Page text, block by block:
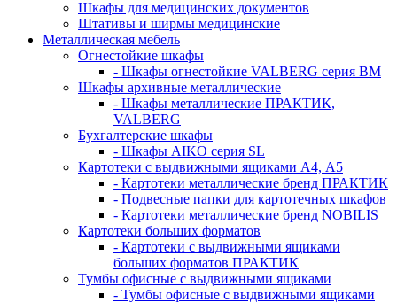
Шкафы для медицинских документов
Штативы и ширмы медицинские
Металлическая мебель
Огнестойкие шкафы
- Шкафы огнестойкие VALBERG серия BM
Шкафы архивные металлические
- Шкафы металлические ПРАКТИК,
VALBERG
Бухгалтерские шкафы
- Шкафы AIKO серия SL
Картотеки с выдвижными ящиками А4, А5
- Картотеки металлические бренд ПРАКТИК
- Подвесные папки для картотечных шкафов
- Картотеки металлические бренд NOBILIS
Картотеки больших форматов
- Картотеки с выдвижными ящиками
больших форматов ПРАКТИК
Тумбы офисные с выдвижными ящиками
- Тумбы офисные с выдвижными ящиками